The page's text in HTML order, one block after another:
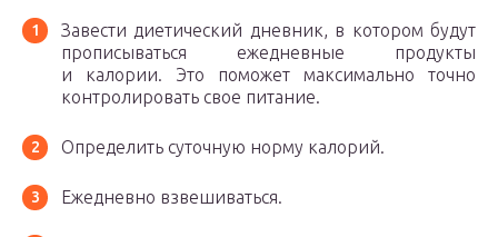
Завести диетический дневник, в котором будут
прописываться ежедневные продукты
и калории. Это поможет максимально точно
контролировать свое питание.
Определить суточную норму калорий.
Ежедневно взвешиваться.